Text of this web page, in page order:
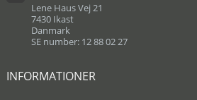
Lene Haus Vej 21
7430 Ikast
Danmark
SE number: 12 88 02 27
INFORMATIONER